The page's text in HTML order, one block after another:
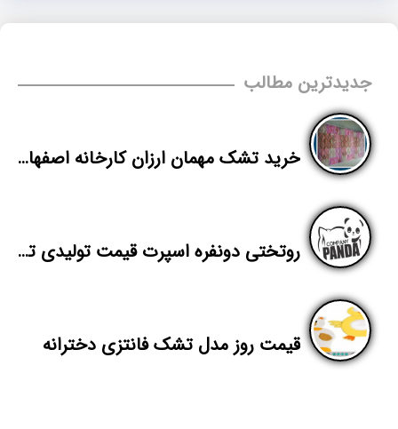
جدیدترین مطالب
خرید تشک مهمان ارزان کارخانه اصفهان
روتختی دونفره اسپرت قیمت تولیدی تهران
قیمت روز مدل تشک فانتزی دخترانه